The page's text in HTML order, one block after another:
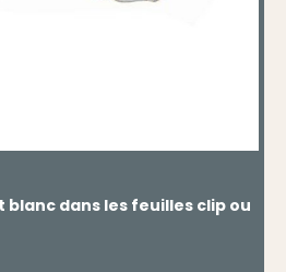
dans les feuilles clip ou